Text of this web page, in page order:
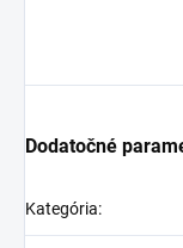
Dodatočné
Kategória: